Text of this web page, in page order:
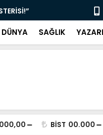
DÜNYA SAĞLIK
000,00 BİST 00.000